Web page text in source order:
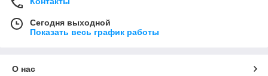
Сегодня выходной
Показать весь график работы
О нас